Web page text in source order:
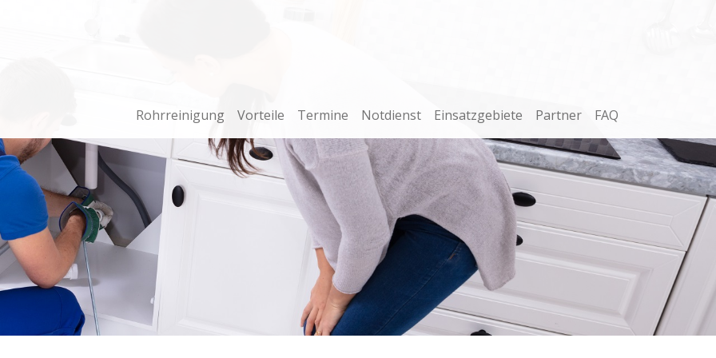
Rohrreinigung Vorteile Termine Notdienst Einsatzgebiete Partner FAQ